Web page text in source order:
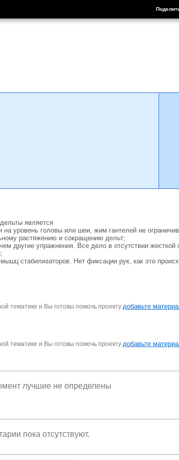
является
уровень головы или шеи, жим гантелей не
растяжению и сокращению дельт;
другие упражнения. Все дело в отсутствии жесткой
стабилизаторов. Нет фиксации рук, как это
тематике и Вы готовы помочь проекту добавьте
тематике и Вы готовы помочь проекту добавьте
лучшие не определены
пока отсутствуют.